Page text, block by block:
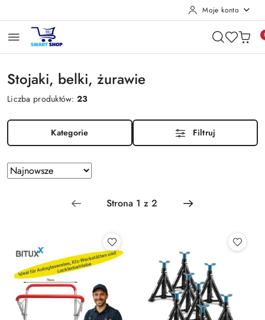
Moje konto
Stojaki, belki, żurawie
Liczba produktów:23
Kategorie Filtruj
Zastosowano
sortowanie:
Sortuj
według